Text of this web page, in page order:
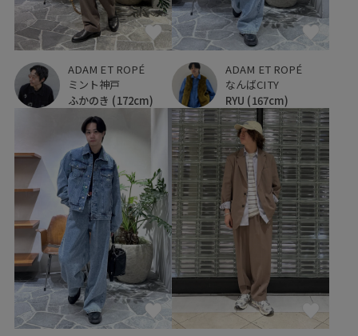
ADAM ET ROPÉ
ミント神戸
ふかのき (172cm)
ADAM ET ROPÉ
なんばCITY
RYU (167cm)